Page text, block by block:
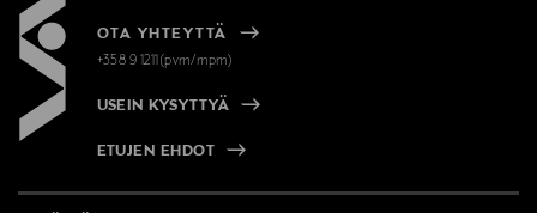
OTA YHTEYTTÄ
+358 9 1211(pvm/mpm)
USEIN KYSYTTYÄ
ETUJEN EHDOT